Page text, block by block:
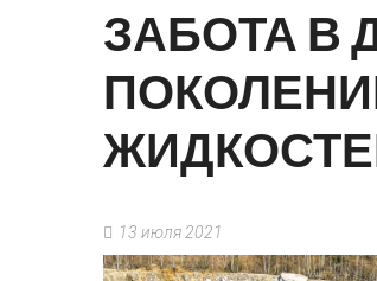
ЗАБОТАВ
13 июля 2021